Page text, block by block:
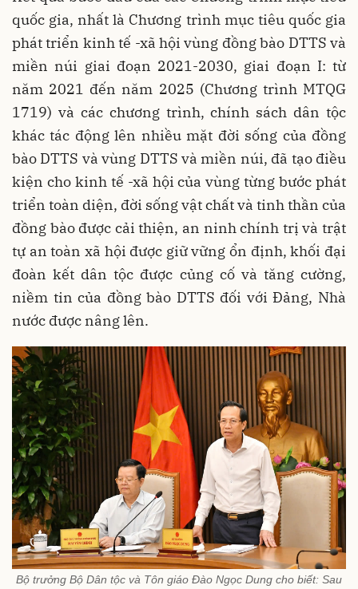
quốc gia, nhất là Chương trình mục tiêu quốc gia
phát triển kinh tế -xã hội vùng đồng bào DTTS và
miền núi giai đoạn 2021-2030, giai đoạn I: từ
năm 2021 đến năm 2025 (Chương trình MTQG
1719) và các chương trình, chính sách dân tộc
khác tác động lên nhiều mặt đời sống của đồng
bào DTTS và vùng DTTS và miền núi, đã tạo điều
kiện cho kinh tế -xã hội của vùng từng bước phát
triển toàn diện, đời sống vật chất và tinh thần của
đồng bào được cải thiện, an ninh chính trị và trật
tự an toàn xã hội được giữ vững ổn định, khối đại
đoàn kết dân tộc được củng cố và tăng cường,
niềm tin của đồng bào DTTS đối với Đảng, Nhà
nước được nâng lên.
Bộ trưởng Bộ Dân tộc và Tôn giáo Đào Ngọc Dung cho biết: Sau